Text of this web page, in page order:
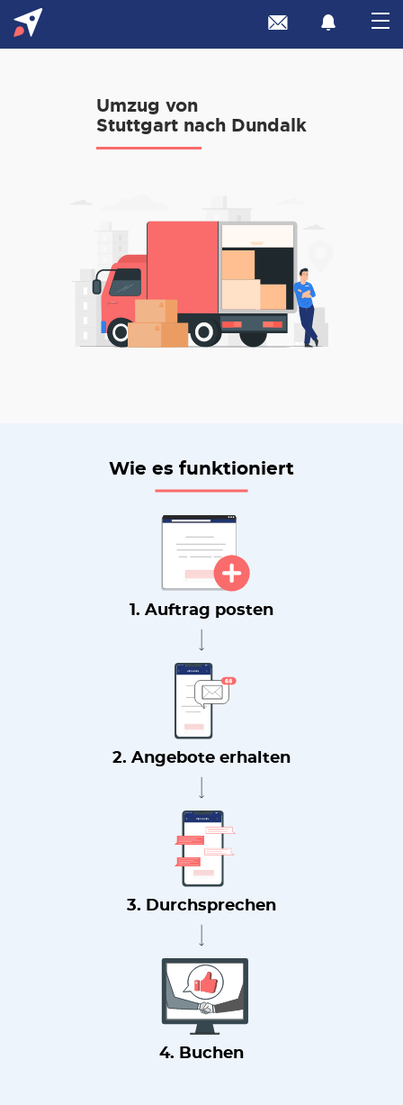
Umzug von
Stuttgart nach Dundalk
Wie es funktioniert
1. Auftrag posten
2. Angebote erhalten
3. Durchsprechen
4. Buchen